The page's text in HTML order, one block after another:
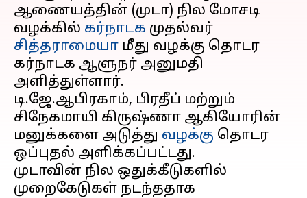
ஆணையத்தின் (முடா) நில மோசடி
வழக்கில் கர்நாடக முதல்வர்
சித்தராமையா மீது வழக்கு தொடர
கர்நாடக ஆளுநர் அனுமதி
அளித்துள்ளார்.
டி.ஜே.ஆபிரகாம், பிரதீப் மற்றும்
சிநேகமாயி கிருஷ்ணா ஆகியோரின்
மனுக்களை அடுத்து வழக்கு தொடர
ஒப்புதல் அளிக்கப்பட்டது.
முடாவின் நில ஒதுக்கீடுகளில்
முறைகேடுகள் நடந்ததாக